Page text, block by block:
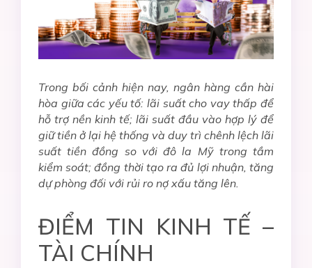
Trong bối cảnh hiện nay, ngân hàng cần hài
hòa giữa các yếu tố: lãi suất cho vay thấp để
hỗ trợ nền kinh tế; lãi suất đầu vào hợp lý để
giữ tiền ở lại hệ thống và duy trì chênh lệch lãi
suất tiền đồng so với đô la Mỹ trong tầm
kiểm soát; đồng thời tạo ra đủ lợi nhuận, tăng
dự phòng đối với rủi ro nợ xấu tăng lên.
ĐIỂM TIN KINH TẾ –
TÀI CHÍNH